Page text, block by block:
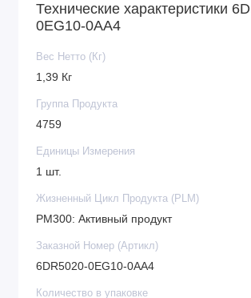
Технические характеристики
0EG10-0AA4
Вес Нетто (Кг)
1,39 Кг
Группа Продукта
4759
Единицы Измерения
1 шт.
Жизненный Цикл Продукта (PLM)
PM300: Активный продукт
Заказной Номер (Артикл)
6DR5020-0EG10-0AA4
Количество в упаковке